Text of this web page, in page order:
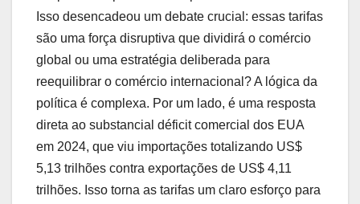
Isso desencadeou um debate crucial: essas tarifas
são uma força disruptiva que dividirá o comércio
global ou uma estratégia deliberada para
reequilibrar o comércio internacional? A lógica da
política é complexa. Por um lado, é uma resposta
direta ao substancial déficit comercial dos EUA
em 2024, que viu importações totalizando US$
5,13 trilhões contra exportações de US$ 4,11
trilhões. Isso torna as tarifas um claro esforço para